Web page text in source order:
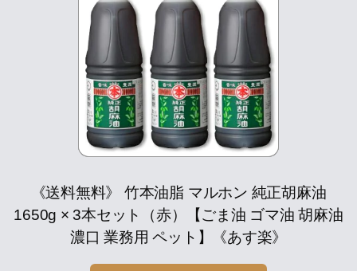
《送料無料》 竹本油脂 マルホン 純正胡麻油
1650g × 3本セット（赤）【ごま油 ゴマ油 胡麻油
濃口 業務用 ペット】《あす楽》